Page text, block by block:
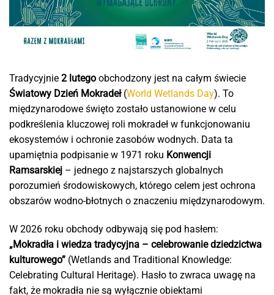
Tradycyjnie 2 lutego obchodzony jest na całym świecie
Światowy Dzień Mokradeł (World Wetlands Day). To
międzynarodowe święto zostało ustanowione w celu
podkreślenia kluczowej roli mokradeł w funkcjonowaniu
ekosystemów i ochronie zasobów wodnych. Data ta
upamiętnia podpisanie w 1971 roku Konwencji
Ramsarskiej – jednego z najstarszych globalnych
porozumień środowiskowych, którego celem jest ochrona
obszarów wodno-błotnych o znaczeniu międzynarodowym.
W 2026 roku obchody odbywają się pod hasłem:
„Mokradła i wiedza tradycyjna – celebrowanie dziedzictwa
kulturowego” (Wetlands and Traditional Knowledge:
Celebrating Cultural Heritage). Hasło to zwraca uwagę na
fakt, że mokradła nie są wyłącznie obiektami